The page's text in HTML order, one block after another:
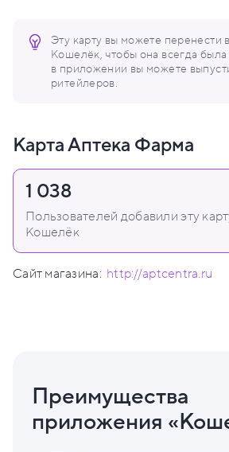
Эту карту вы можете перенести
Кошелёк, чтобы она всегда
в приложении вы можете
ритейлеров.
Карта Аптека Фарма
1 038
Пользователей добавили эту
Кошелёк
Сайт магазина: http://aptcentra.ru
Преимущества
приложения